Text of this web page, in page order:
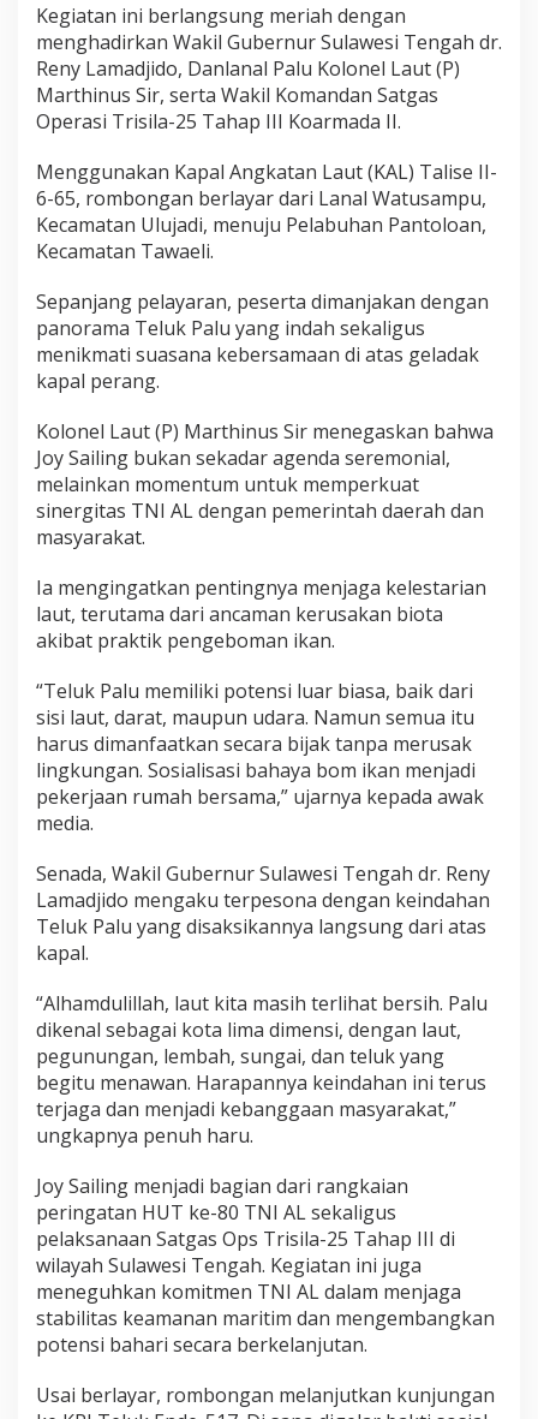
m
S
u
l
a
w
s
i
e
n
a
h
S
e
k
i
n
B
e
i
n
a
r
Kegiatan ini berlangsung meriah dengan
menghadirkan Wakil Gubernur Sulawesi Tengah dr.
Reny Lamadjido, Danlanal Palu Kolonel Laut (P)
Marthinus Sir, serta Wakil Komandan Satgas
Operasi Trisila-25 Tahap III Koarmada II.
Menggunakan Kapal Angkatan Laut (KAL) Talise II-
6-65, rombongan berlayar dari Lanal Watusampu,
Kecamatan Ulujadi, menuju Pelabuhan Pantoloan,
Kecamatan Tawaeli.
Sepanjang pelayaran, peserta dimanjakan dengan
panorama Teluk Palu yang indah sekaligus
menikmati suasana kebersamaan di atas geladak
kapal perang.
Kolonel Laut (P) Marthinus Sir menegaskan bahwa
Joy Sailing bukan sekadar agenda seremonial,
melainkan momentum untuk memperkuat
sinergitas TNI AL dengan pemerintah daerah dan
masyarakat.
Ia mengingatkan pentingnya menjaga kelestarian
laut, terutama dari ancaman kerusakan biota
akibat praktik pengeboman ikan.
“Teluk Palu memiliki potensi luar biasa, baik dari
sisi laut, darat, maupun udara. Namun semua itu
harus dimanfaatkan secara bijak tanpa merusak
lingkungan. Sosialisasi bahaya bom ikan menjadi
pekerjaan rumah bersama,” ujarnya kepada awak
media.
Senada, Wakil Gubernur Sulawesi Tengah dr. Reny
Lamadjido mengaku terpesona dengan keindahan
Teluk Palu yang disaksikannya langsung dari atas
kapal.
“Alhamdulillah, laut kita masih terlihat bersih. Palu
dikenal sebagai kota lima dimensi, dengan laut,
pegunungan, lembah, sungai, dan teluk yang
begitu menawan. Harapannya keindahan ini terus
terjaga dan menjadi kebanggaan masyarakat,”
ungkapnya penuh haru.
Joy Sailing menjadi bagian dari rangkaian
peringatan HUT ke-80 TNI AL sekaligus
pelaksanaan Satgas Ops Trisila-25 Tahap III di
wilayah Sulawesi Tengah. Kegiatan ini juga
meneguhkan komitmen TNI AL dalam menjaga
stabilitas keamanan maritim dan mengembangkan
potensi bahari secara berkelanjutan.
Usai berlayar, rombongan melanjutkan kunjungan